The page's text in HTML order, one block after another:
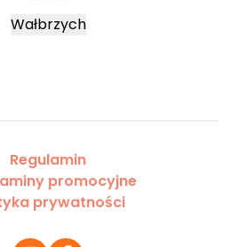
Wałbrzych
Regulamin
promocyjne
prywatności